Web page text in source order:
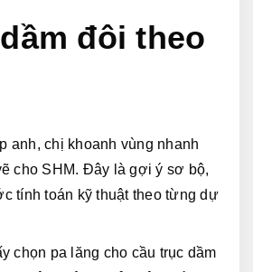
đôi theo
anh, chị khoanh vùng nhanh
cho SHM. Đây là gợi ý sơ bộ,
tính toán kỹ thuật theo từng dự
chọn pa lăng cho cầu trục dầm